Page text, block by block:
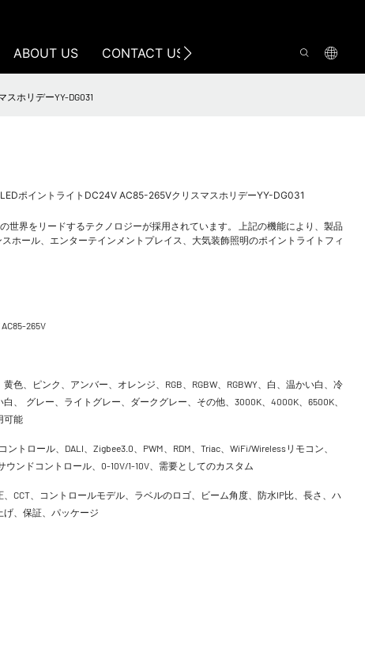
ABOUT US CONTACT US
スホリデーYY-DG031
ポイントライトDC24V AC85-265VクリスマスホリデーYY-DG031
世界をリードするテクノロジーが採用されています。 上記の機能により、製品
ホール、エンターテインメントプレイス、大気装飾照明のポイントライトフィ
AC85-265V
色、ピンク、アンバー、オレンジ、RGB、RGBW、RGBWY、白、温かい白、冷
白、 グレー、ライトグレー、ダークグレー、その他、3000K、4000K、6500K、
可能
コントロール、DALI、Zigbee3.0、PWM、RDM、Triac、WiFi/Wirelessリモコン、
ウンドコントロール、0-10V/1-10V、需要としてのカスタム
、CCT、コントロールモデル、ラベルのロゴ、ビーム角度、防水IP比、長さ、ハ
げ、保証、パッケージ